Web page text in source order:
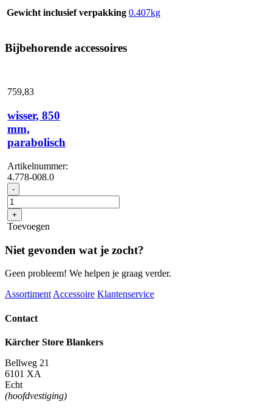
Gewicht inclusief verpakking 0.407kg
Bijbehorende accessoires
759,83
wisser, 850
mm,
parabolisch
Artikelnummer:
4.778-008.0
- wisser,
850
mm,
parabolisch
aantal
+
Toevoegen
Niet gevonden wat je zocht?
Geen probleem! We helpen je graag verder.
Assortiment Accessoire Klantenservice
Contact
Kärcher Store Blankers
Bellweg 21
6101 XA
Echt
(hoofdvestiging)